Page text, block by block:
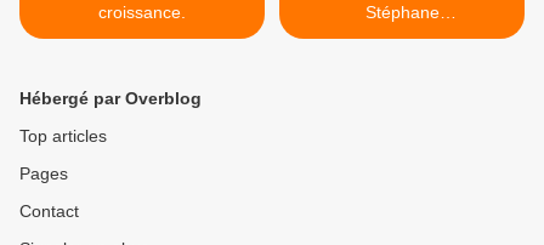
croissance.
Stéphane
Hessel...Indignation? >
Hébergé par Overblog
Top articles
Pages
Contact